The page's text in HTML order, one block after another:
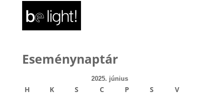
Eseménynaptár
2025. június
H K S C P S
V